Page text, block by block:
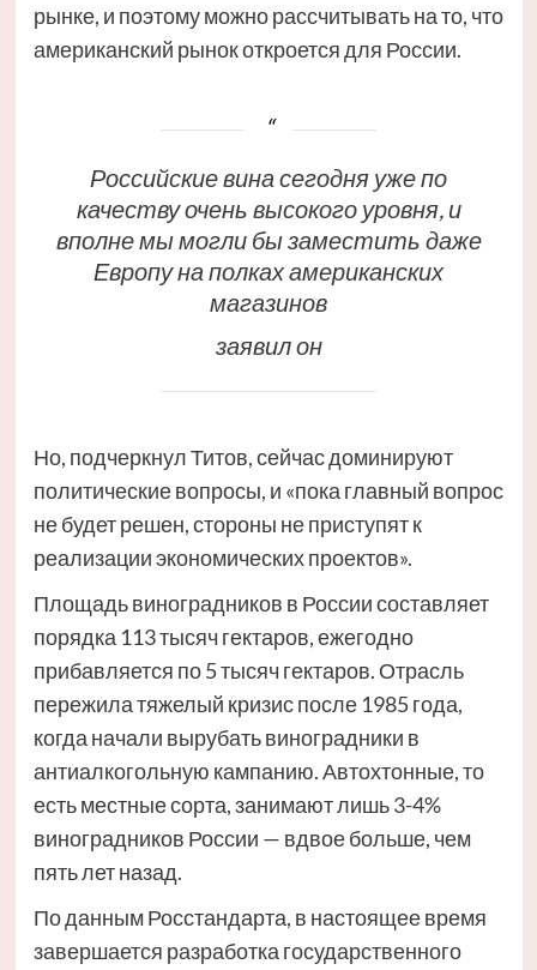
рынке, и поэтому можно рассчитывать на то, что
американский рынок откроется для России.
Российские вина сегодня уже по
качеству очень высокого уровня, и
вполне мы могли бы заместить даже
Европу на полках американских
магазинов
заявил он
Но, подчеркнул Титов, сейчас доминируют
политические вопросы, и «пока главный вопрос
не будет решен, стороны не приступят к
реализации экономических проектов».
Площадь виноградников в России составляет
порядка 113 тысяч гектаров, ежегодно
прибавляется по 5 тысяч гектаров. Отрасль
пережила тяжелый кризис после 1985 года,
когда начали вырубать виноградники в
антиалкогольную кампанию. Автохтонные, то
есть местные сорта, занимают лишь 3-4%
виноградников России — вдвое больше, чем
пять лет назад.
По данным Росстандарта, в настоящее время
завершается разработка государственного